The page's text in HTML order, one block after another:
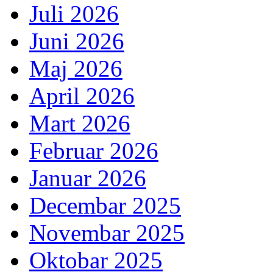
Juli 2026
Juni 2026
Maj 2026
April 2026
Mart 2026
Februar 2026
Januar 2026
Decembar 2025
Novembar 2025
Oktobar 2025